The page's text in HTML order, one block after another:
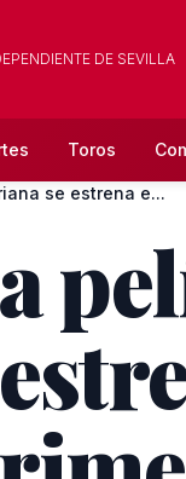
DE SEVILLA
Toros
se estrena e...